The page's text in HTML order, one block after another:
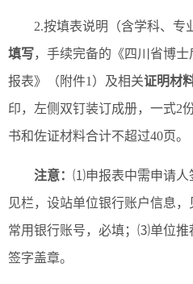
2.按填表说明（含学科、专
填写，手续完备的《四川省博
报表》（附件1）及相关证明材
印，左侧双钉装订成册，一式2
书和佐证材料合计不超过40页。
注意： ⑴申报表中需申请人
见栏，设站单位银行账户信息
常用银行账号，必填；⑶单位推
签字盖章。